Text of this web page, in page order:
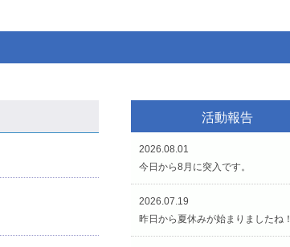
活動報告
2026.08.01
今日から8月に突入です。
2026.07.19
昨日から夏休みが始まりましたね！